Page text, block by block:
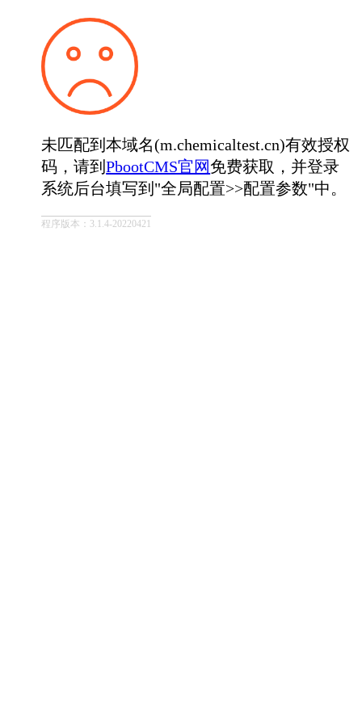
未匹配到本域名(m.chemicaltest.cn)有效授权
码，请到PbootCMS官网免费获取，并登录
系统后台填写到"全局配置>>配置参数"中。
程序版本：3.1.4-20220421